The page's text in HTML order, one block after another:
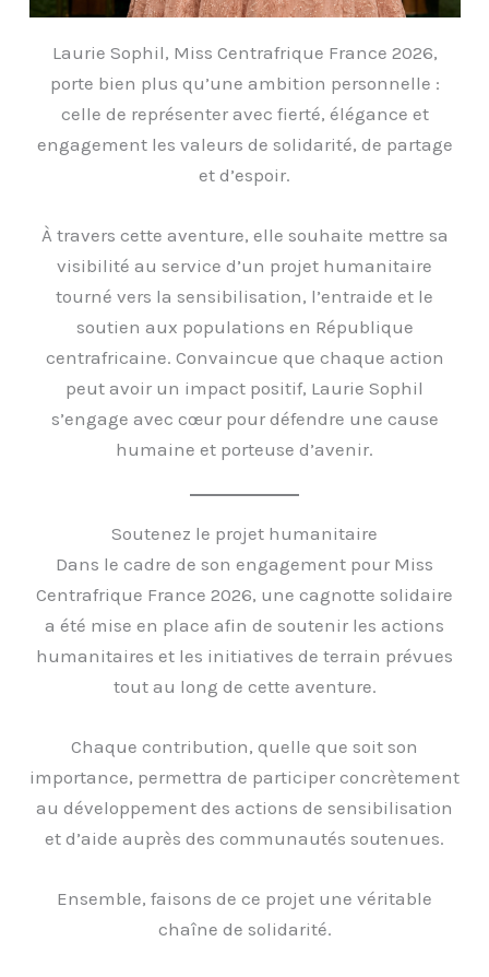
Laurie Sophil, Miss Centrafrique France 2026,
porte bien plus qu’une ambition personnelle :
celle de représenter avec fierté, élégance et
engagement les valeurs de solidarité, de partage
et d’espoir.
À travers cette aventure, elle souhaite mettre sa
visibilité au service d’un projet humanitaire
tourné vers la sensibilisation, l’entraide et le
soutien aux populations en République
centrafricaine. Convaincue que chaque action
peut avoir un impact positif, Laurie Sophil
s’engage avec cœur pour défendre une cause
humaine et porteuse d’avenir.
Soutenez le projet humanitaire
Dans le cadre de son engagement pour Miss
Centrafrique France 2026, une cagnotte solidaire
a été mise en place afin de soutenir les actions
humanitaires et les initiatives de terrain prévues
tout au long de cette aventure.
Chaque contribution, quelle que soit son
importance, permettra de participer concrètement
au développement des actions de sensibilisation
et d’aide auprès des communautés soutenues.
Ensemble, faisons de ce projet une véritable
chaîne de solidarité.